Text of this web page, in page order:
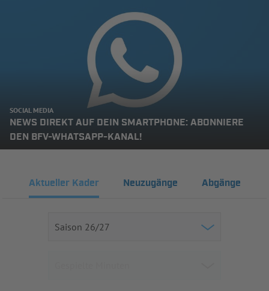
SOCIAL MEDIA
NEWS DIREKT AUF DEIN SMARTPHONE: ABONNIERE
DEN BFV-WHATSAPP-KANAL!
Aktueller Kader Neuzugänge Abgänge